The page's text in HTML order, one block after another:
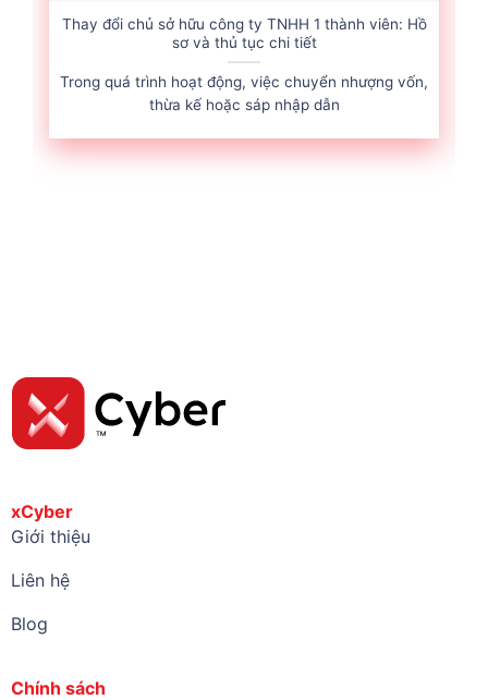
Thay đổi chủ sở hữu công ty TNHH 1 thành viên: Hồ
sơ và thủ tục chi tiết
Trong quá trình hoạt động, việc chuyển nhượng vốn,
thừa kế hoặc sáp nhập dẫn
xCyber
Giới thiệu
Liên hệ
Blog
Chính sách